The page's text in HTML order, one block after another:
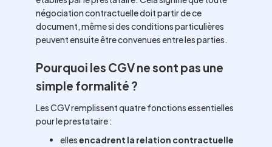
négociation contractuelle doit partir de ce
document, même si des conditions particulières
peuvent ensuite être convenues entre les parties.
Pourquoi les CGV ne sont pas une
simple formalité ?
Les CGV remplissent quatre fonctions essentielles
pour le prestataire :
ellesencadrent la relation contractuelle